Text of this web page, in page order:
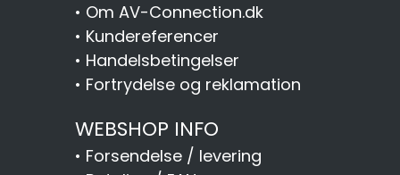
• Om AV-Connection.dk
• Kundereferencer
• Handelsbetingelser
• Fortrydelse og reklamation
WEBSHOP INFO
• Forsendelse / levering